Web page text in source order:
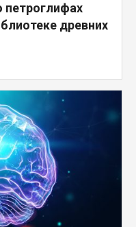
петроглифах
древних